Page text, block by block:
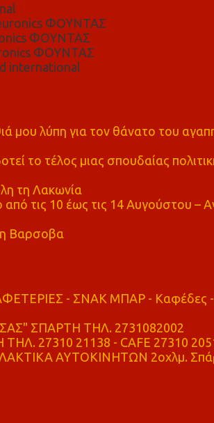
ΦΟΥΝΤΑΣ
ΦΟΥΝΤΑΣ
ΦΟΥΝΤΑΣ
international
μου λύπη για τον θάνατο του
το τέλος μιας σπουδαίας
τη Λακωνία
τις 10 έως τις 14 Αυγούστου –
Βαρσοβα
- ΣΝΑΚ ΜΠΑΡ - Καφέδες -
ΣΠΑΡΤΗ ΤΗΛ. 2731082002
27310 21138 - CAFE 27310
ΑΥΤΟΚΙΝΗΤΩΝ 2οχλμ.